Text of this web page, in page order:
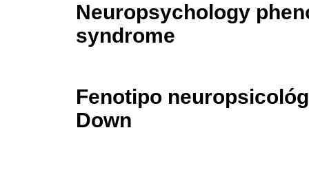
Neuropsychology
syndrome
Fenotipo
Down